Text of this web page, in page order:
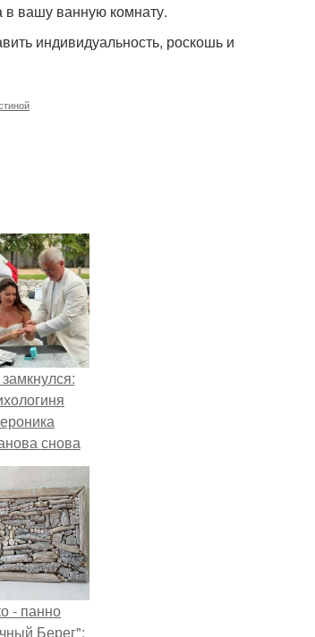
в вашу ванную комнату.
индивидуальность, роскошь и
замкнулся:
снова
замуж за
мужа.
- панно
Берег":